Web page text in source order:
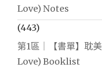
Love) Notes
(443)
第1區｜【書單】耽
Love) Booklist